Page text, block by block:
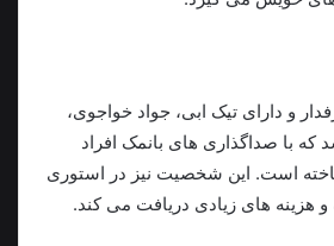
و دارای تیک ابی، جواد خواجوی،
با صداگذاری های بانمک افراد
است. این شخصیت نیز در استوری
و هزینه های زیادی دریافت می کند.